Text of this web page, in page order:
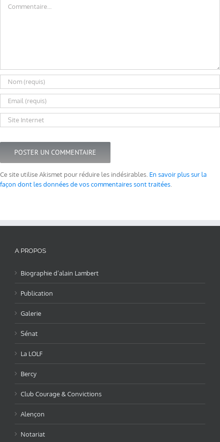
Ce site utilise Akismet pour réduire les indésirables. En savoir plus sur la
façon dont les données de vos commentaires sont traitées
A PROPOS
Biographie d’alain Lambert
Publication
Galerie
Sénat
La LOLF
Bercy
Club Courage & Convictions
Alençon
Notariat